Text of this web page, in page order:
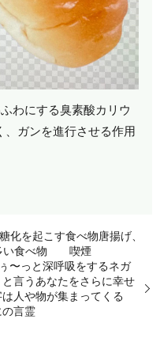
わにする臭素酸カリウ
ガンを進行させる作用
化を起こす食べ物唐揚げ、
多い食べ物 喫煙
〜っと深呼吸をするネガ
言うあなたをさらに幸せ
は人や物が集まってくる
言霊